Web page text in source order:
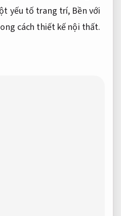
yếu tố trang trí, Bền với
cách thiết kế nội thất.